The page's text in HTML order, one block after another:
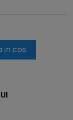
in cos